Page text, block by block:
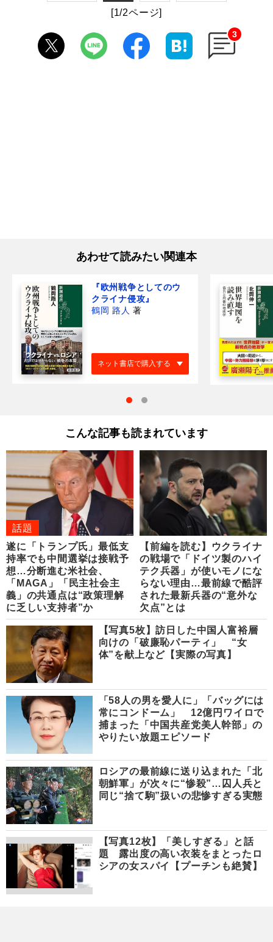
[1/2ページ]
3
あわせて読みたい関連本
『欧州戦争としてのウ
クライナ侵攻』
鶴岡 路人 著
ネット書店で購入する
こんな記事も読まれています
話題
遂に「トランプ氏」最低支
持率でも中間選挙は接戦予
想…分断進む米社会、
「MAGA」「民主社会主
義」の共通点は“政策理解
に乏しい支持者”か
【前編を読む】ウクライナ
の戦場で「ドイツ製のハイ
テク兵器」が使いモノにな
らない理由…最前線で酷評
された最新兵器の“意外な
欠点”とは
【写真5枚】訪日した中国人富裕層
向けの「破廉恥パーティ」 “女
体”を献上など【実際の写真】
「58人の男を愛人に」「バッグには
常にコンドーム」 12億円ワイロで
捕まった「中国共産党美人幹部」の
やりたい放題エピソード
ロシアの最前線に送り込まれた「北
朝鮮軍」が次々に“惨殺”…囚人兵と
同じ“捨て駒”扱いの悲惨すぎる実態
【写真12枚】「美しすぎる」と話
題 露出度の高い衣装をまとったロ
シアの女スパイ【プーチンも絶賛】